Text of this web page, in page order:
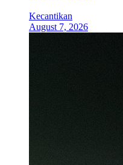
Kecantikan
August 7, 2026